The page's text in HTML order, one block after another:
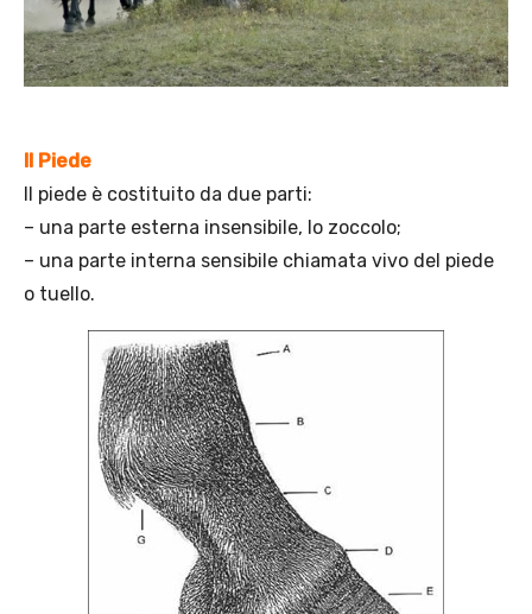
Il Piede
Il piede è costituito da due parti:
– una parte esterna insensibile, lo zoccolo;
– una parte interna sensibile chiamata vivo del piede
o tuello.